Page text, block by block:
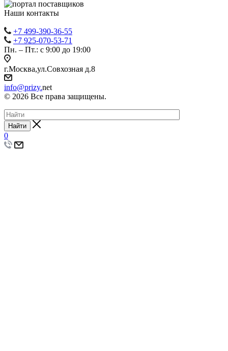
Наши контакты
+7 499-390-36-55
+7 925-070-53-71
Пн. – Пт.: с 9:00 до 19:00
г.Москва,ул.Совхозная д.8
info@prizy.net
© 2026 Все права защищены.
Найти
0